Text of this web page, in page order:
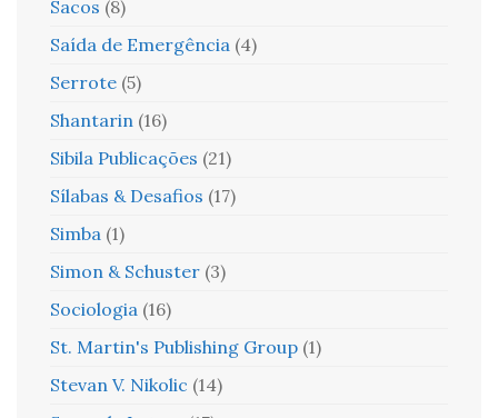
Sacos (8)
Saída de Emergência (4)
Serrote (5)
Shantarin (16)
Sibila Publicações (21)
Sílabas & Desafios (17)
Simba (1)
Simon & Schuster (3)
Sociologia (16)
St. Martin's Publishing Group (1)
Stevan V. Nikolic (14)